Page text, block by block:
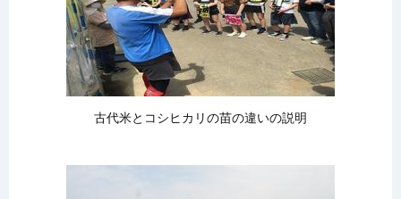
古代米とコシヒカリの苗の違いの説明